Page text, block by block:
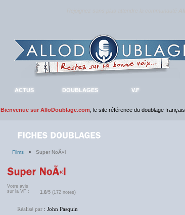
ACTUS DOUBLAGES V.F
Bienvenue sur AlloDoublage.com , le site référence du doublage français.
Films > Super NoÃ«l
Votre avis
sur la VF :
1.8/5 (172 notes)
Réalisé par : John Pasquin